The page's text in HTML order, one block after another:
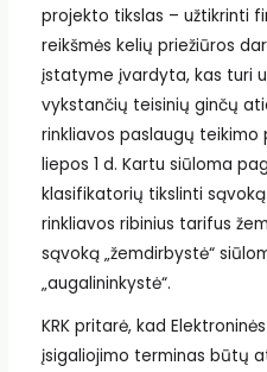
projekto tikslas – užtikrinti
reikšmės kelių priežiūros
įstatyme įvardyta, kas turi
vykstančių teisinių ginčų
rinkliavos paslaugų teikimo
liepos 1 d. Kartu siūloma
klasifikatorių tikslinti
rinkliavos ribinius tarifus
sąvoką „žemdirbystė“
„augalininkystė“.
KRK pritarė, kad
įsigaliojimo terminas būtų